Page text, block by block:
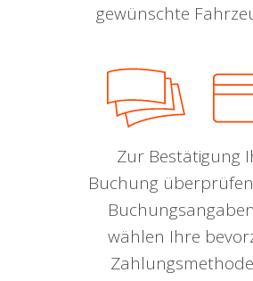
gewünschte
Zur Bestätigung
Buchung
wählen Ihre